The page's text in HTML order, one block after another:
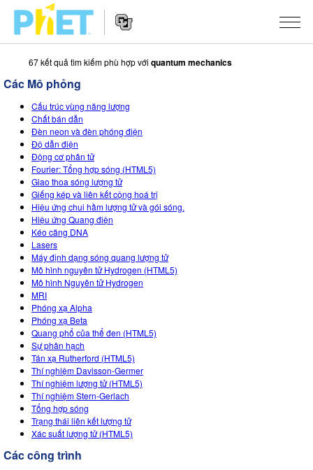
Tìm
trên
Website
PhET
Navigation
CÁC MÔ PHỎNG
Tất cả các Sim
Vật lý
Toán và Thống kê
Hoá học
Trái đất và Không gian
Sinh học
Các Mô phỏng đã dịch
Customizable Sims
STUDIO
About Studio
Customizable Sims
Start a Free Trial
Purchase a License
DẠY HỌC
Hoạt động
Chia sẻ các hoạt động của bạn
Activity Contribution Guidelines
Virtual Workshops
Professional Learning with PhET
Teaching with PhET
NGHIÊN CỨU
SÁNG KIẾN
Inclusive Design
PhET Global
Data Fluency
DEIB in STEM Ed
SceneryStack OSE
Impact Report
SIGN IN / REGISTER
SIGN IN / REGISTER
67 kết quả tìm kiếm phù hợp với quantum mechanics
Các Mô phỏng
Cấu trúc vùng năng lượng
Chất bán dẫn
Đèn neon và đèn phóng điện
Độ dẫn điện
Động cơ phân tử
Fourier: Tổng hợp sóng (HTML5)
Giao thoa sóng lượng tử
Giếng kép và liên kết cộng hoá trị
Hiệu ứng chui hầm lượng tử và gói sóng.
Hiệu ứng Quang điện
Kéo căng DNA
Lasers
Máy định dạng sóng quang lượng tử
Mô hình nguyên tử Hydrogen (HTML5)
Mô hình Nguyên tử Hydrogen
MRI
Phóng xạ Alpha
Phóng xạ Beta
Quang phổ của thể đen (HTML5)
Sự phân hạch
Tán xạ Rutherford (HTML5)
Thí nghiệm Davisson-Germer
Thí nghiệm lượng tử (HTML5)
Thí nghiệm Stern-Gerlach
Tổng hợp sóng
Trạng thái liên kết lượng tử
Xác suất lượng tử (HTML5)
Các công trình